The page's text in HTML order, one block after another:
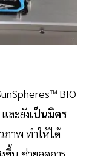
BIO
ละยังเป็นมิตร
ภาพ ทำให้ได้